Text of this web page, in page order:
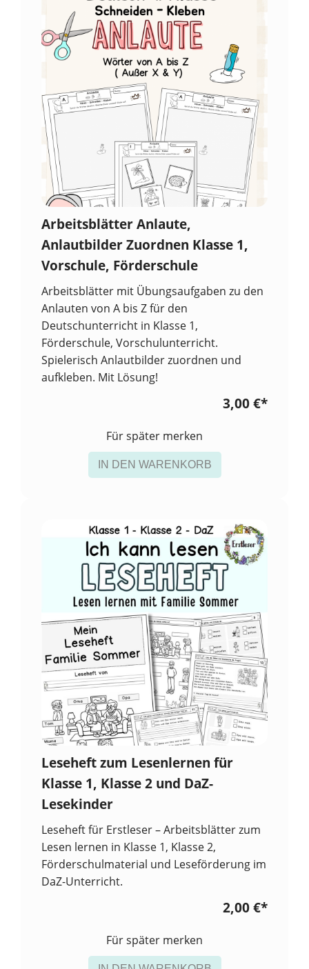
Arbeitsblätter Anlaute,
Anlautbilder Zuordnen Klasse 1,
Vorschule, Förderschule
Arbeitsblätter mit Übungsaufgaben zu den
Anlauten von A bis Z für den
Deutschunterricht in Klasse 1,
Förderschule, Vorschulunterricht.
Spielerisch Anlautbilder zuordnen und
aufkleben. Mit Lösung!
3,00 €*
Für später merken
IN DEN WARENKORB
Leseheft zum Lesenlernen für
Klasse 1, Klasse 2 und DaZ-
Lesekinder
Leseheft für Erstleser – Arbeitsblätter zum
Lesen lernen in Klasse 1, Klasse 2,
Förderschulmaterial und Leseförderung im
DaZ-Unterricht.
2,00 €*
Für später merken